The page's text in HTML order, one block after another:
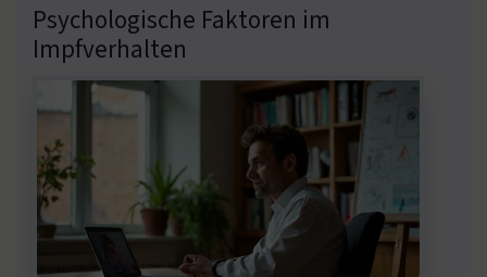
Psychologische Faktoren im
Impfverhalten